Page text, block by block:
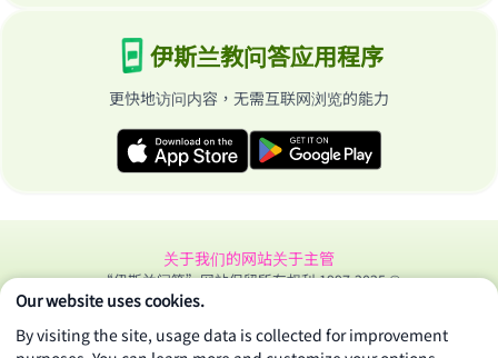
伊斯兰教问答应用程序
更快地访问内容，无需互联网浏览的能力
关于我们的网站关于主管
“伊斯兰问答”网站保留所有权利 1997-2025 ©
Our website uses cookies.
By visiting the site, usage data is collected for improvement